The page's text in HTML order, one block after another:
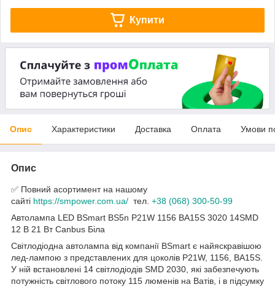
Купити
Опис Характеристики Доставка Оплата Умови
Опис
✅ Повний асортимент на нашому
сайті https://smpower.com.ua/ тел. +38 (068) 300-50-99
Автолампа LED BSmart BS5n P21W 1156 BA15S 3020 14SMD
12 В 21 Вт Canbus Біла
Світлодіодна автолампа від компанії BSmart є найяскравішою
лед-лампою з представлених для цоколів P21W, 1156, BA15S.
У ній встановлені 14 світлодіодів SMD 2030, які забезпечують
потужність світлового потоку 115 люменів на Ватів, і в підсумку